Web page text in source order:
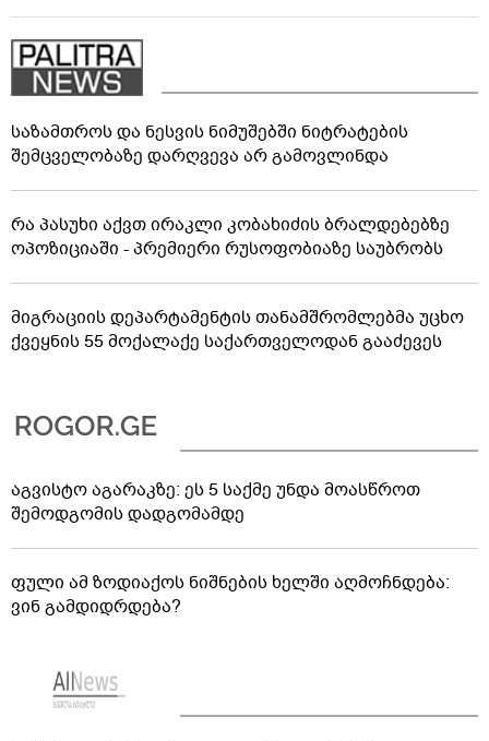
საზამთროს და ნესვის ნიმუშებში ნიტრატების
შემცველობაზე დარღვევა არ გამოვლინდა
რა პასუხი აქვთ ირაკლი კობახიძის ბრალდებებზე
ოპოზიციაში - პრემიერი რუსოფობიაზე საუბრობს
მიგრაციის დეპარტამენტის თანამშრომლებმა უცხო
ქვეყნის 55 მოქალაქე საქართველოდან გააძევეს
აგვისტო აგარაკზე: ეს 5 საქმე უნდა მოასწროთ
შემოდგომის დადგომამდე
ფული ამ ზოდიაქოს ნიშნების ხელში აღმოჩნდება:
ვინ გამდიდრდება?